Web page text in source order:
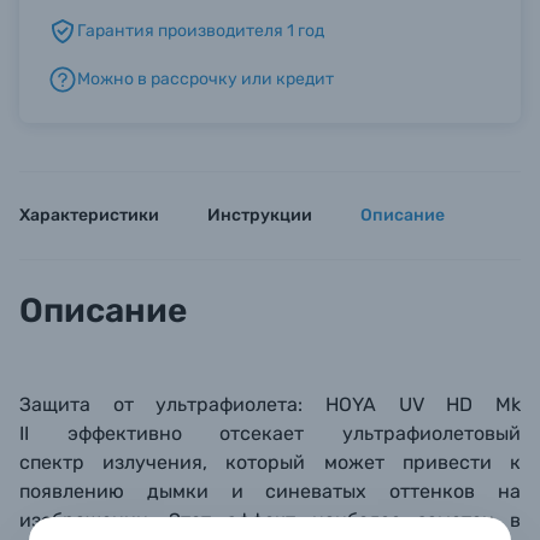
Б/У фототехника (Комиссионные товары)
Гарантия производителя 1 год
Можно в рассрочку или кредит
Характеристики Инструкции Описание
Описание
Защита от ультрафиолета: HOYA UV HD Mk
II эффективно отсекает ультрафиолетовый
спектр излучения, который может привести к
появлению дымки и синеватых оттенков на
изображении. Этот эффект наиболее заметен в